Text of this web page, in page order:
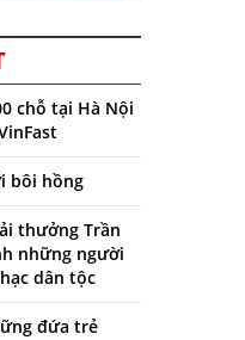
chỗ tại Hà Nội
bôi hồng
thưởng Trần
những người
dân tộc
đứa trẻ